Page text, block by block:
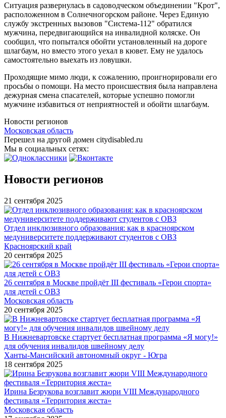
Ситуация развернулась в садоводческом объединении "Крот",
расположенном в Солнечногорском районе. Через Единую
службу экстренных вызовов "Система-112" обратился
мужчина, передвигающийся на инвалидной коляске. Он
сообщил, что попытался обойти установленный на дороге
шлагбаум, но вместо этого уехал в кювет. Ему не удалось
самостоятельно выехать из ловушки.
Проходящие мимо люди, к сожалению, проигнорировали его
просьбы о помощи. На место происшествия была направлена
дежурная смена спасателей, которые успешно помогли
мужчине избавиться от неприятностей и обойти шлагбаум.
Новости регионов
Московская область
Перешел на другой домен citydisabled.ru
Мы в социальных сетях:
Новости регионов
21 сентября 2025
Отдел инклюзивного образования: как в красноярском
медуниверситете поддерживают студентов с ОВЗ
Красноярский край
20 сентября 2025
26 сентября в Москве пройдёт III фестиваль «Герои спорта»
для детей с ОВЗ
Московская область
20 сентября 2025
В Нижневартовске стартует бесплатная программа «Я могу!»
для обучения инвалидов швейному делу
Ханты-Мансийский автономный округ - Югра
18 сентября 2025
Ирина Безрукова возглавит жюри VIII Международного
фестиваля «Территория жеста»
Московская область